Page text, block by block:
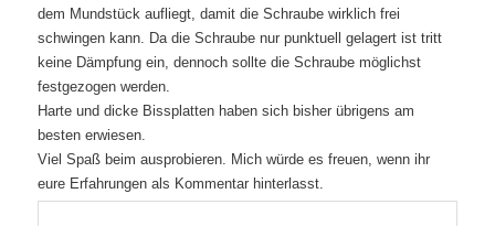
dem Mundstück aufliegt, damit die Schraube wirklich frei
schwingen kann. Da die Schraube nur punktuell gelagert ist tritt
keine Dämpfung ein, dennoch sollte die Schraube möglichst
festgezogen werden.
Harte und dicke Bissplatten haben sich bisher übrigens am
besten erwiesen.
Viel Spaß beim ausprobieren. Mich würde es freuen, wenn ihr
eure Erfahrungen als Kommentar hinterlasst.